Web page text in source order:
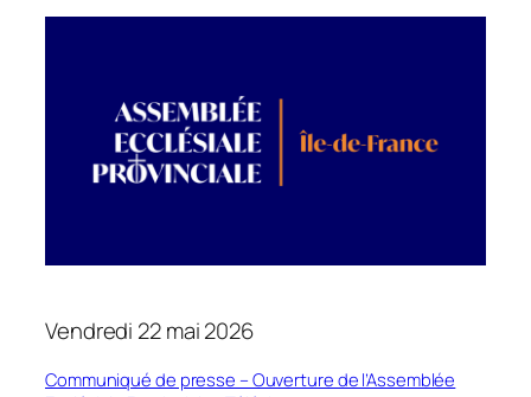
Vendredi 22 mai 2026
Communiqué de presse – Ouverture de l’Assemblée